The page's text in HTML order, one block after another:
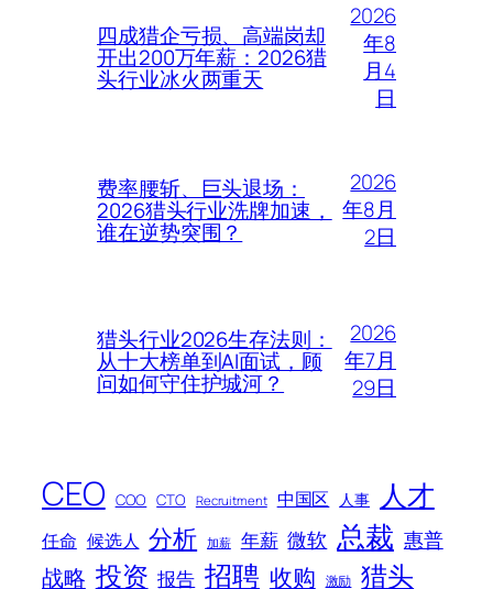
四成猎企亏损、高端岗却
开出200万年薪：2026猎
头行业冰火两重天
2026
年8
月4
日
费率腰斩、巨头退场：
2026猎头行业洗牌加速，
谁在逆势突围？
2026
年8月
2日
猎头行业2026生存法则：
从十大榜单到AI面试，顾
问如何守住护城河？
2026
年7月
29日
CEO COO CTO Recruitment 中国区 人事 人才
任命 候选人 分析 加薪 年薪 微软 总裁 惠普
战略 投资 报告 招聘 收购 激励 猎头